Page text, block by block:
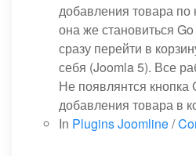
добавления товара по
она же становиться
сразу перейти в
себя (Joomla 5). Все
Не появлянтся кнопка
добавления товара в
In Plugins Joomline/